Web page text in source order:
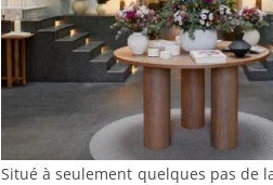
Situé à seulement quelques pas de